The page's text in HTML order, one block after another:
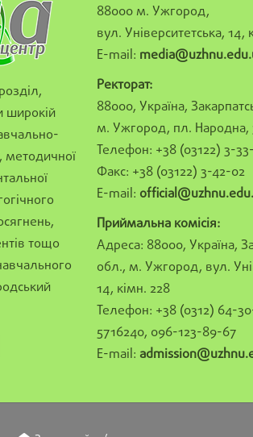
широкій
методичної
тощо
88000 м. Ужгород,
вул. Університетська, 14,
E-mail:
Ректорат:
88000, Україна,
м. Ужгород, пл. Народна,
Телефон: +38 (03122) 3-
Факс: +38 (03122) 3-42-02
E-mail:
Приймальна комісія:
Адреса: 88000, Україна,
обл., м. Ужгород, вул.
14, кімн. 228
Телефон: +38 (0312) 64-
5716240, 096-123-89-67
E-mail: